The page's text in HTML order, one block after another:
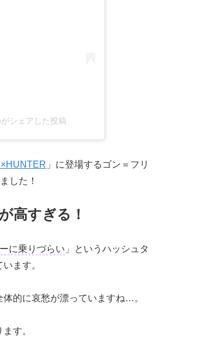
シェアした投稿
」に登場するゴン＝フリ
した！
高すぎる！
に乗りづらい 」というハッシュタ
ます。
的に哀愁が漂っていますね…。
す。